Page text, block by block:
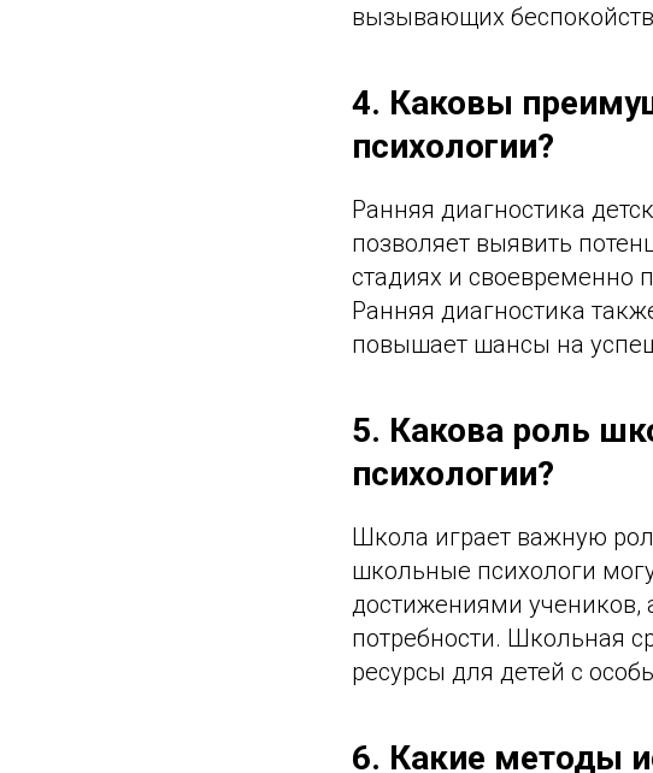
вызывающих
4. Каковы
психологии?
Ранняя диагностика
позволяет выявить
стадиях и своевременно
Ранняя диагностика
повышает шансы на
5. Какова роль
психологии?
Школа играет важную
школьные психологи
достижениями
потребности. Школьная
ресурсы для детей с
6. Какие методы